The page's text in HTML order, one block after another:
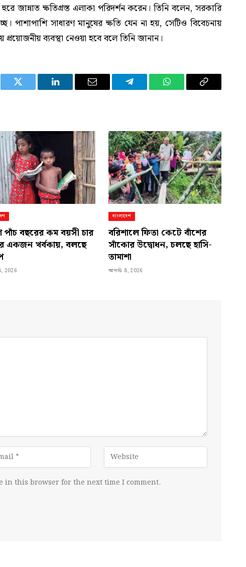
জান্নাত ক্ষতিগ্রস্ত এলাকা পরিদর্শন করেন। তিনি বলেন, সরকারি
পাশাপাশি সাধারণ মানুষের ক্ষতি যেন না হয়, সেটিও বিবেচনায়
প্রয়োজনীয় ব্যবস্থা নেওয়া হবে বলে তিনি জানান।
Twitter LinkedIn Email Telegram WhatsAppCopy
পাঁচ বছরের কম বয়সী চার
একজন খর্বকায়, বলছে
2026
বাংলাদেশ
বরিশালে ফিতা কেটে বাঁশের
সাঁকোর উদ্বোধন, চলছে হাসি-
তামাশা
আগস্ট 8, 2026
in this browser for the next time I comment.